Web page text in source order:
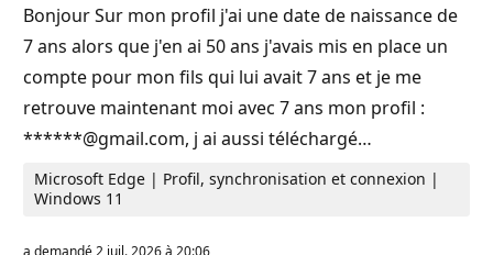
n
t
a
t
o
Bonjour Sur mon profil j'ai une date de naissance de
7 ans alors que j'en ai 50 ans j'avais mis en place un
compte pour mon fils qui lui avait 7 ans et je me
retrouve maintenant moi avec 7 ans mon profil :
******@gmail.com, j ai aussi téléchargé…
Microsoft Edge | Profil, synchronisation et connexion |
Windows 11
a demandé 2 juil. 2026 à 20:06